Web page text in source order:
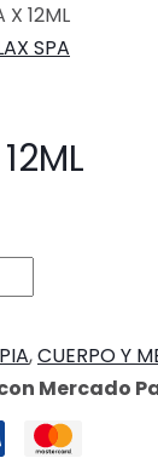
X 12ML
SPA
,CUERPO Y
Mercado